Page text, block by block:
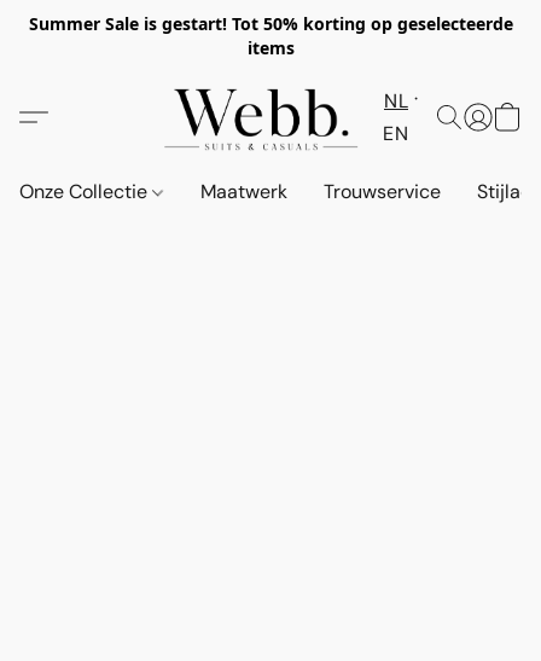
Summer Sale is gestart! Tot 50% korting op geselecteerde
items
NL
EN
Onze Collectie Maatwerk Trouwservice